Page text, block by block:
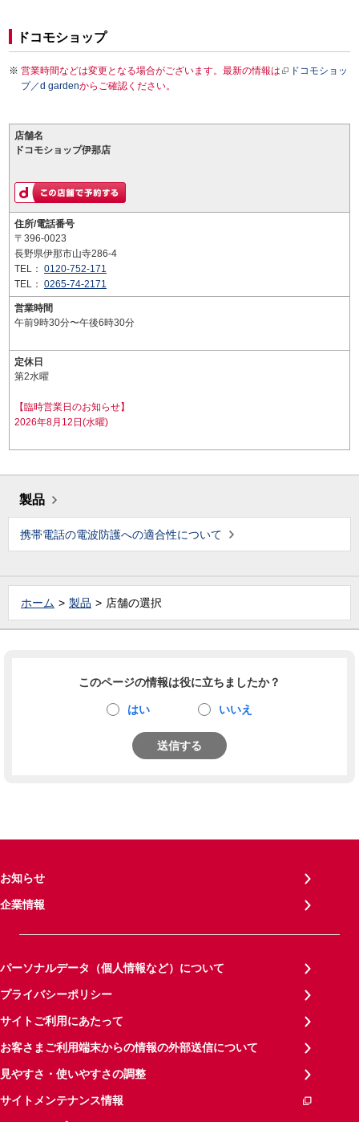
ドコモショップ
営業時間などは変更となる場合がございます。最新の情報は
ドコモショッ
プ／d gardenからご確認ください。
店舗名
ドコモショップ伊那店
住所/電話番号
〒396-0023
長野県伊那市山寺286-4
TEL： 0120-752-171
TEL： 0265-74-2171
営業時間
午前9時30分〜午後6時30分
定休日
第2水曜
【臨時営業日のお知らせ】
2026年8月12日(水曜)
製品
携帯電話の電波防護への適合性について
ホーム 製品 店舗の選択
このページの情報は役に立ちましたか？
はい いいえ
送信する
お知らせ
企業情報
パーソナルデータ（個人情報など）について
プライバシーポリシー
サイトご利用にあたって
お客さまご利用端末からの情報の外部送信について
見やすさ・使いやすさの調整
サイトメンテナンス情報